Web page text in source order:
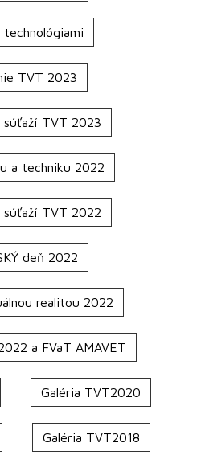
TVT 2023
súťaží TVT 2023
a techniku 2022
súťaží TVT 2022
deň 2022
realitou 2022
a FVaT AMAVET
Galéria TVT2020
Galéria TVT2018